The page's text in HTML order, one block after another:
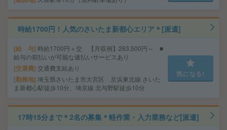
時給1700円！人気のさいたま新都心エリア＊[派遣]
給 与 時給1700円＋交 【月収例】263,500円～ ■
給与の前払いが可能な速払いサービスあり
交通費 交通費支給あり
勤務地 埼玉県さいたま市大宮区 京浜東北線 さいた
ま新都心駅徒歩10分、埼京線 北与野駅徒歩10分
気になる!
17時15分まで＊2名の募集＊軽作業・入力業務など[派遣]